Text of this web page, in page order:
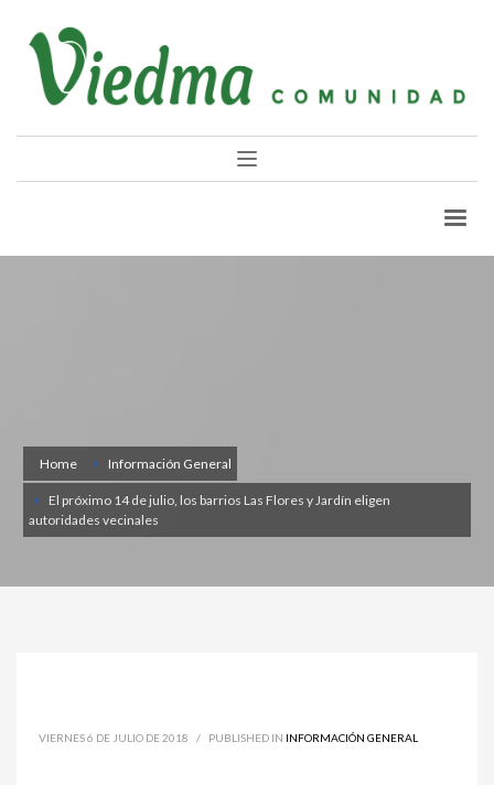
Home Información General
El próximo 14 de julio, los barrios Las Flores y Jardín eligen
autoridades vecinales
VIERNES 6 DE JULIO DE 2018 / PUBLISHED IN INFORMACIÓN GENERAL